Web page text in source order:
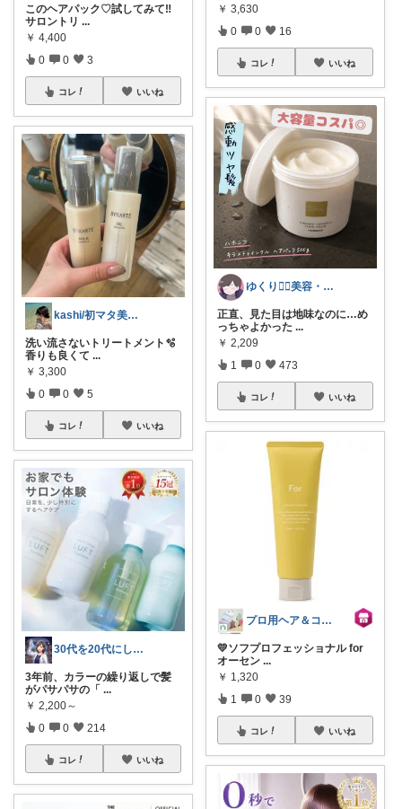
このヘアパック♡試してみて‼️
サロントリ ...
￥ 4,400
0 0 3
コレ いいね
kashi/初マタ美容師🫧
洗い流さないトリートメント🫧
香りも良くて ...
￥ 3,300
0 0 5
コレ いいね
30代を20代にした美魔女 リカ
3年前、カラーの繰り返しで髪
がパサパサの「 ...
￥ 2,200～
0 0 214
コレ いいね
￥ 3,630
0 0 16
コレ いいね
ゆくり🐕‍🦺美容・便利雑貨🤍
正直、見た目は地味なのに…め
っちゃよかった ...
￥ 2,209
1 0 473
コレ いいね
プロ用ヘア＆コスメShopネッツビー
💛ソフプロフェッショナル for
オーセン ...
￥ 1,320
1 0 39
コレ いいね